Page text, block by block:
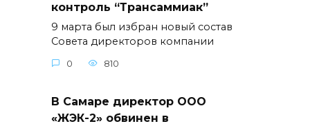
контроль “Трансаммиак”
9 марта был избран новый состав
Совета директоров компании
0 810
В Самаре директор ООО
«ЖЭК-2» обвинен в